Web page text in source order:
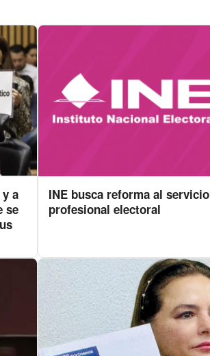
a
se
INE busca reforma al servicio
profesional electoral